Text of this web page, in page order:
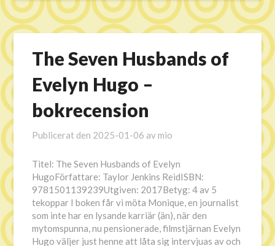
The Seven Husbands of
Evelyn Hugo –
bokrecension
Publicerat den 2025-01-06 av mio
Titel: The Seven Husbands of Evelyn
HugoFörfattare: Taylor Jenkins ReidISBN:
9781501139239Utgiven: 2017Betyg: 4 av 5
tekoppar I boken får vi möta Monique, en journalist
som inte har en lysande karriär (än), när den
mytomspunna, nu pensionerade, filmstjärnan Evelyn
Hugo väljer just henne att låta sig intervjuas av och